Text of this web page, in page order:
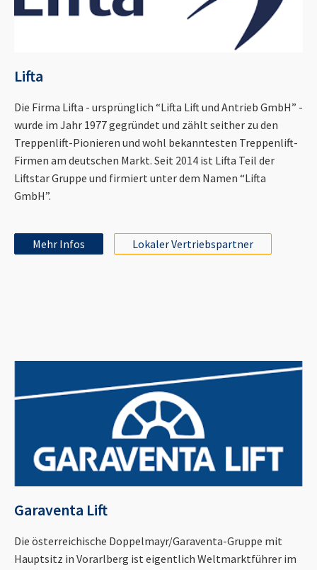
Lifta
Die Firma Lifta - ursprünglich “Lifta Lift und Antrieb GmbH” -
wurde im Jahr 1977 gegründet und zählt seither zu den
Treppenlift-Pionieren und wohl bekanntesten Treppenlift-
Firmen am deutschen Markt. Seit 2014 ist Lifta Teil der
Liftstar Gruppe und firmiert unter dem Namen “Lifta
GmbH”.
Mehr Infos Lokaler Vertriebspartner
Garaventa Lift
Die österreichische Doppelmayr/Garaventa-Gruppe mit
Hauptsitz in Vorarlberg ist eigentlich Weltmarktführer im